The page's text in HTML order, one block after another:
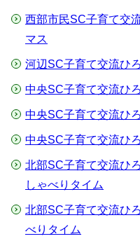
西部市民SC子育て交
マス
河辺SC子育て交流ひ
中央SC子育て交流ひ
中央SC子育て交流ひ
中央SC子育て交流ひ
北部SC子育て交流ひ
しゃべりタイム
北部SC子育て交流ひ
べりタイム